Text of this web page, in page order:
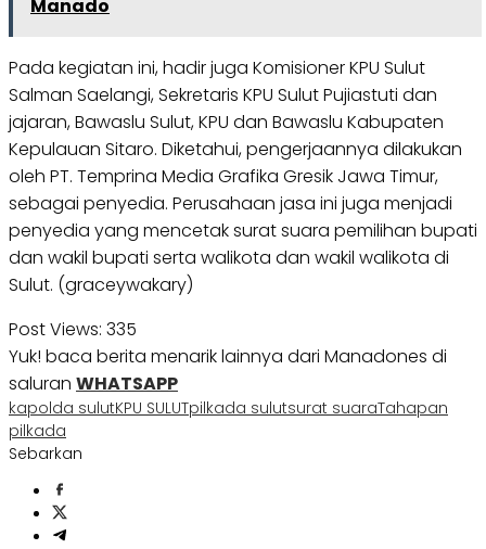
Manado
Pada kegiatan ini, hadir juga Komisioner KPU Sulut
Salman Saelangi, Sekretaris KPU Sulut Pujiastuti dan
jajaran, Bawaslu Sulut, KPU dan Bawaslu Kabupaten
Kepulauan Sitaro. Diketahui, pengerjaannya dilakukan
oleh PT. Temprina Media Grafika Gresik Jawa Timur,
sebagai penyedia. Perusahaan jasa ini juga menjadi
penyedia yang mencetak surat suara pemilihan bupati
dan wakil bupati serta walikota dan wakil walikota di
Sulut. (graceywakary)
Post Views: 335
Yuk! baca berita menarik lainnya dari Manadones di
saluran WHATSAPP
kapolda sulutKPU SULUTpilkada sulutsurat suaraTahapan
pilkada
Sebarkan